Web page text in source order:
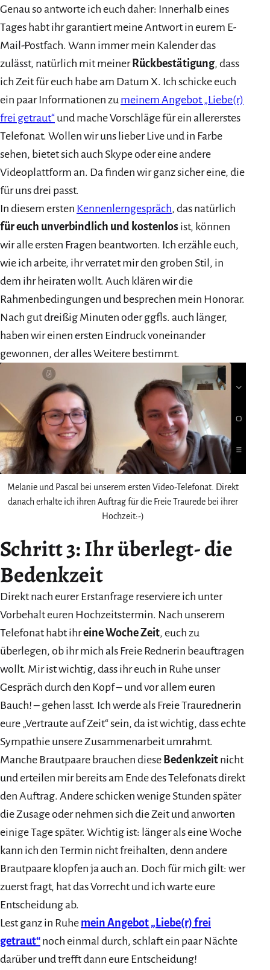
Genau so antworte ich euch daher: Innerhalb eines
Tages habt ihr garantiert meine Antwort in eurem E-
Mail-Postfach. Wann immer mein Kalender das
zulässt, natürlich mit meinerRückbestätigung, dass
ich Zeit für euch habe am Datum X. Ich schicke euch
ein paar Informationen zu meinem Angebot „Liebe(r)
frei getraut“ und mache Vorschläge für ein allererstes
Telefonat. Wollen wir uns lieber Live und in Farbe
sehen, bietet sich auch Skype oder eine andere
Videoplattform an. Da finden wir ganz sicher eine, die
für uns drei passt.
In diesem ersten Kennenlerngespräch, das natürlich
für euch unverbindlich und kostenlos ist, können
wir alle ersten Fragen beantworten. Ich erzähle euch,
wie ich arbeite, ihr verratet mir den groben Stil, in
dem ihr heiraten wollt. Auch klären wir die
Rahmenbedingungen und besprechen mein Honorar.
Nach gut dreißig Minuten oder ggfls. auch länger,
haben wir einen ersten Eindruck voneinander
gewonnen, der alles Weitere bestimmt.
Melanie und Pascal bei unserem ersten Video-Telefonat. Direkt
danach erhalte ich ihren Auftrag für die Freie Traurede bei ihrer
Hochzeit:-)
Schritt 3: Ihr überlegt- die
Bedenkzeit
Direkt nach eurer Erstanfrage reserviere ich unter
Vorbehalt euren Hochzeitstermin. Nach unserem
Telefonat habt ihreine Woche Zeit, euch zu
überlegen, ob ihr mich als Freie Rednerin beauftragen
wollt. Mir ist wichtig, dass ihr euch in Ruhe unser
Gespräch durch den Kopf – und vor allem euren
Bauch! – gehen lasst. Ich werde als Freie Traurednerin
eure „Vertraute auf Zeit“ sein, da ist wichtig, dass echte
Sympathie unsere Zusammenarbeit umrahmt.
Manche Brautpaare brauchen diese Bedenkzeit nicht
und erteilen mir bereits am Ende des Telefonats direkt
den Auftrag. Andere schicken wenige Stunden später
die Zusage oder nehmen sich die Zeit und anworten
einige Tage später. Wichtig ist: länger als eine Woche
kann ich den Termin nicht freihalten, denn andere
Brautpaare klopfen ja auch an. Doch für mich gilt: wer
zuerst fragt, hat das Vorrecht und ich warte eure
Entscheidung ab.
Lest ganz in Ruhe mein Angebot „Liebe(r) frei
getraut“ noch einmal durch, schlaft ein paar Nächte
darüber und trefft dann eure Entscheidung!